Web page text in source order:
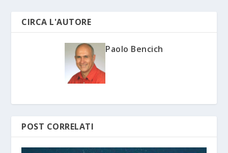
CIRCA L'AUTORE
Paolo Bencich
POST CORRELATI